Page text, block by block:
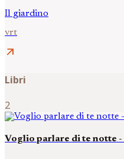
Il giardino
vrt
arrow_outward
Libri
2
Voglio parlare di te notte